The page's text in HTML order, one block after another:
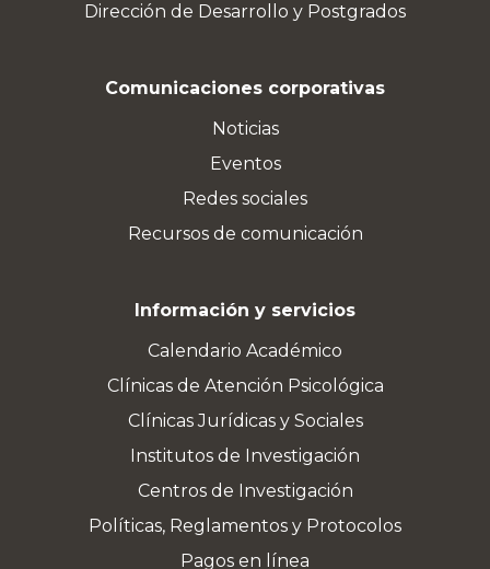
Dirección de Desarrollo y Postgrados
Comunicaciones corporativas
Noticias
Eventos
Redes sociales
Recursos de comunicación
Información y servicios
Calendario Académico
Clínicas de Atención Psicológica
Clínicas Jurídicas y Sociales
Institutos de Investigación
Centros de Investigación
Políticas, Reglamentos y Protocolos
Pagos en línea